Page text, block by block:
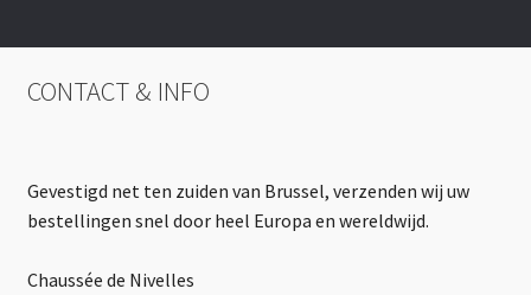
CONTACT & INFO
Gevestigd net ten zuiden van Brussel, verzenden wij uw
bestellingen snel door heel Europa en wereldwijd.
Chaussée de Nivelles